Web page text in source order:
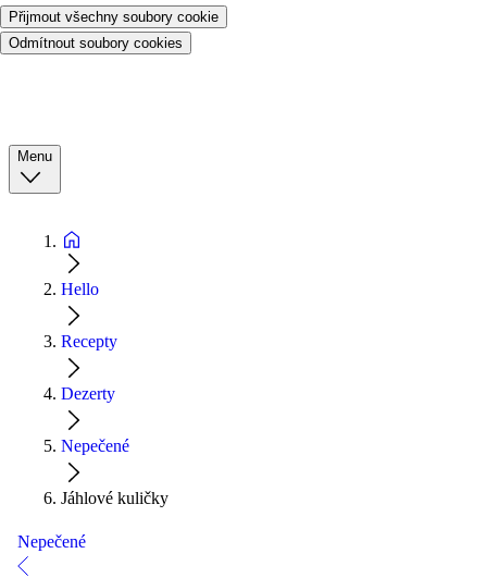
Přijmout všechny soubory cookie
Odmítnout soubory cookies
Menu
Hello
Recepty
Dezerty
Nepečené
Jáhlové kuličky
Nepečené